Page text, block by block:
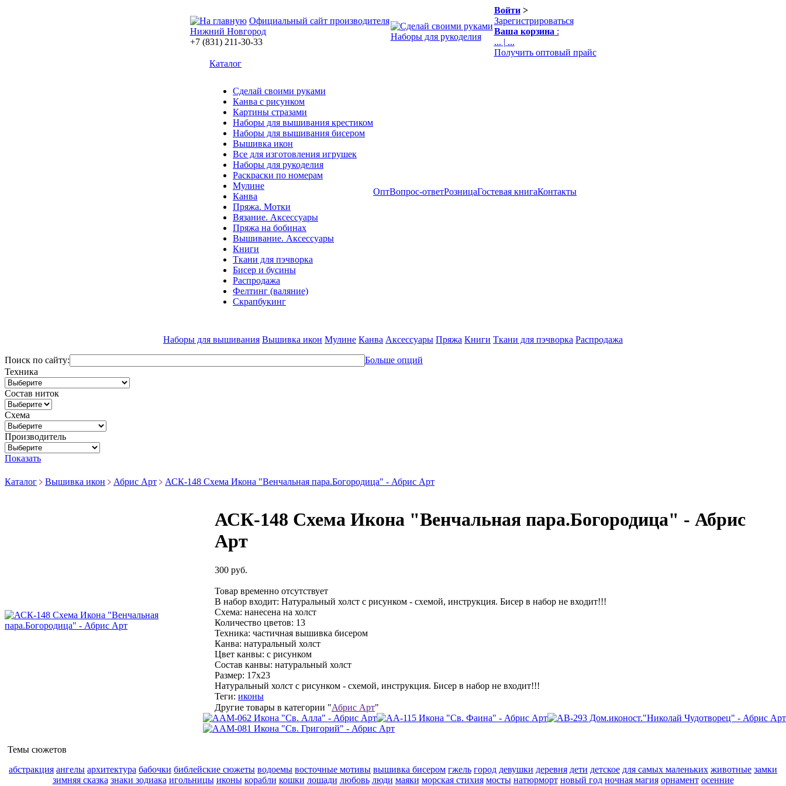
Официальный сайт производителя
Нижний Новгород
+7 (831) 211-30-33
Наборы для рукоделия
Войти>
Зарегистрироваться
Ваша корзина :
... | ...
Получить оптовый прайс
Каталог
Сделай своими руками
Канва с рисунком
Картины стразами
Наборы для вышивания крестиком
Наборы для вышивания бисером
Вышивка икон
Все для изготовления игрушек
Наборы для рукоделия
Раскраски по номерам
Мулине
Канва
Пряжа. Мотки
Вязание. Аксессуары
Пряжа на бобинах
Вышивание. Аксессуары
Книги
Ткани для пэчворка
Бисер и бусины
Распродажа
Фелтинг (валяние)
Скрапбукинг
ОптВопрос-ответРозницаГостевая книгаКонтакты
Наборы для вышивания Вышивка икон Мулине Канва Аксессуары Пряжа Книги Ткани для пэчворка Распродажа
Поиск по сайту:
Больше опций
Техника
Состав ниток
Схема
Производитель
Показать
Каталог Вышивка икон Абрис Арт АСК-148 Схема Икона "Венчальная пара.Богородица" - Абрис Арт
АСК-148 Схема Икона "Венчальная пара.Богородица" - Абрис
Арт
300 руб.
Товар временно отсутствует
В набор входит: Натуральный холст с рисунком - схемой, инструкция. Бисер в набор не входит!!!
Схема: нанесена на холст
Количество цветов: 13
Техника: частичная вышивка бисером
Канва: натуральный холст
Цвет канвы: с рисунком
Состав канвы: натуральный холст
Размер: 17х23
Натуральный холст с рисунком - схемой, инструкция. Бисер в набор не входит!!!
Теги: иконы
Другие товары в категории "Абрис Арт"
Темы сюжетов
абстракция ангелы архитектура бабочки библейские сюжеты водоемы восточные мотивы вышивка бисером гжель город девушки деревня дети детское для самых маленьких животные замки
зимняя сказка знаки зодиака игольницы иконы корабли кошки лошади любовь люди маяки морская стихия мосты натюрморт новый год ночная магия орнамент осенние